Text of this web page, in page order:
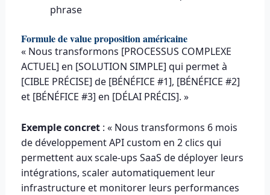
phrase
Formule de value proposition américaine
« Nous transformons [PROCESSUS COMPLEXE
ACTUEL] en [SOLUTION SIMPLE] qui permet à
[CIBLE PRÉCISE] de [BÉNÉFICE #1], [BÉNÉFICE #2]
et [BÉNÉFICE #3] en [DÉLAI PRÉCIS]. »
Exemple concret: « Nous transformons 6 mois
de développement API custom en 2 clics qui
permettent aux scale-ups SaaS de déployer leurs
intégrations, scaler automatiquement leur
infrastructure et monitorer leurs performances